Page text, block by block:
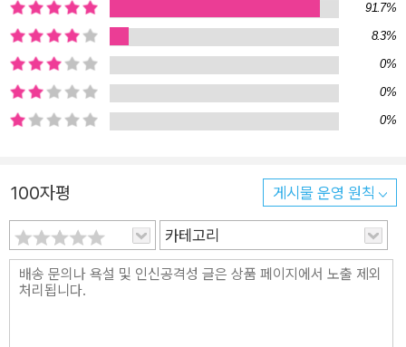
91.7%
8.3%
0%
0%
0%
100자평 게시물 운영 원칙
카테고리